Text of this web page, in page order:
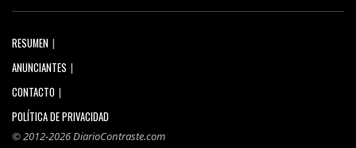
RESUMEN
ANUNCIANTES
CONTACTO
POLÍTICA DE PRIVACIDAD
© 2012-2026 DiarioContraste.com